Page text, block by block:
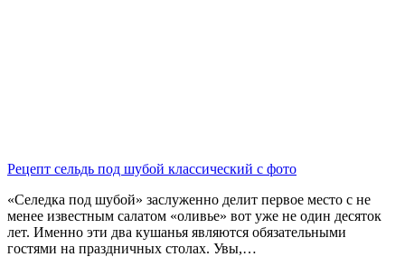
Рецепт сельдь под шубой классический с фото
«Селедка под шубой» заслуженно делит первое место с не
менее известным салатом «оливье» вот уже не один десяток
лет. Именно эти два кушанья являются обязательными
гостями на праздничных столах. Увы,…